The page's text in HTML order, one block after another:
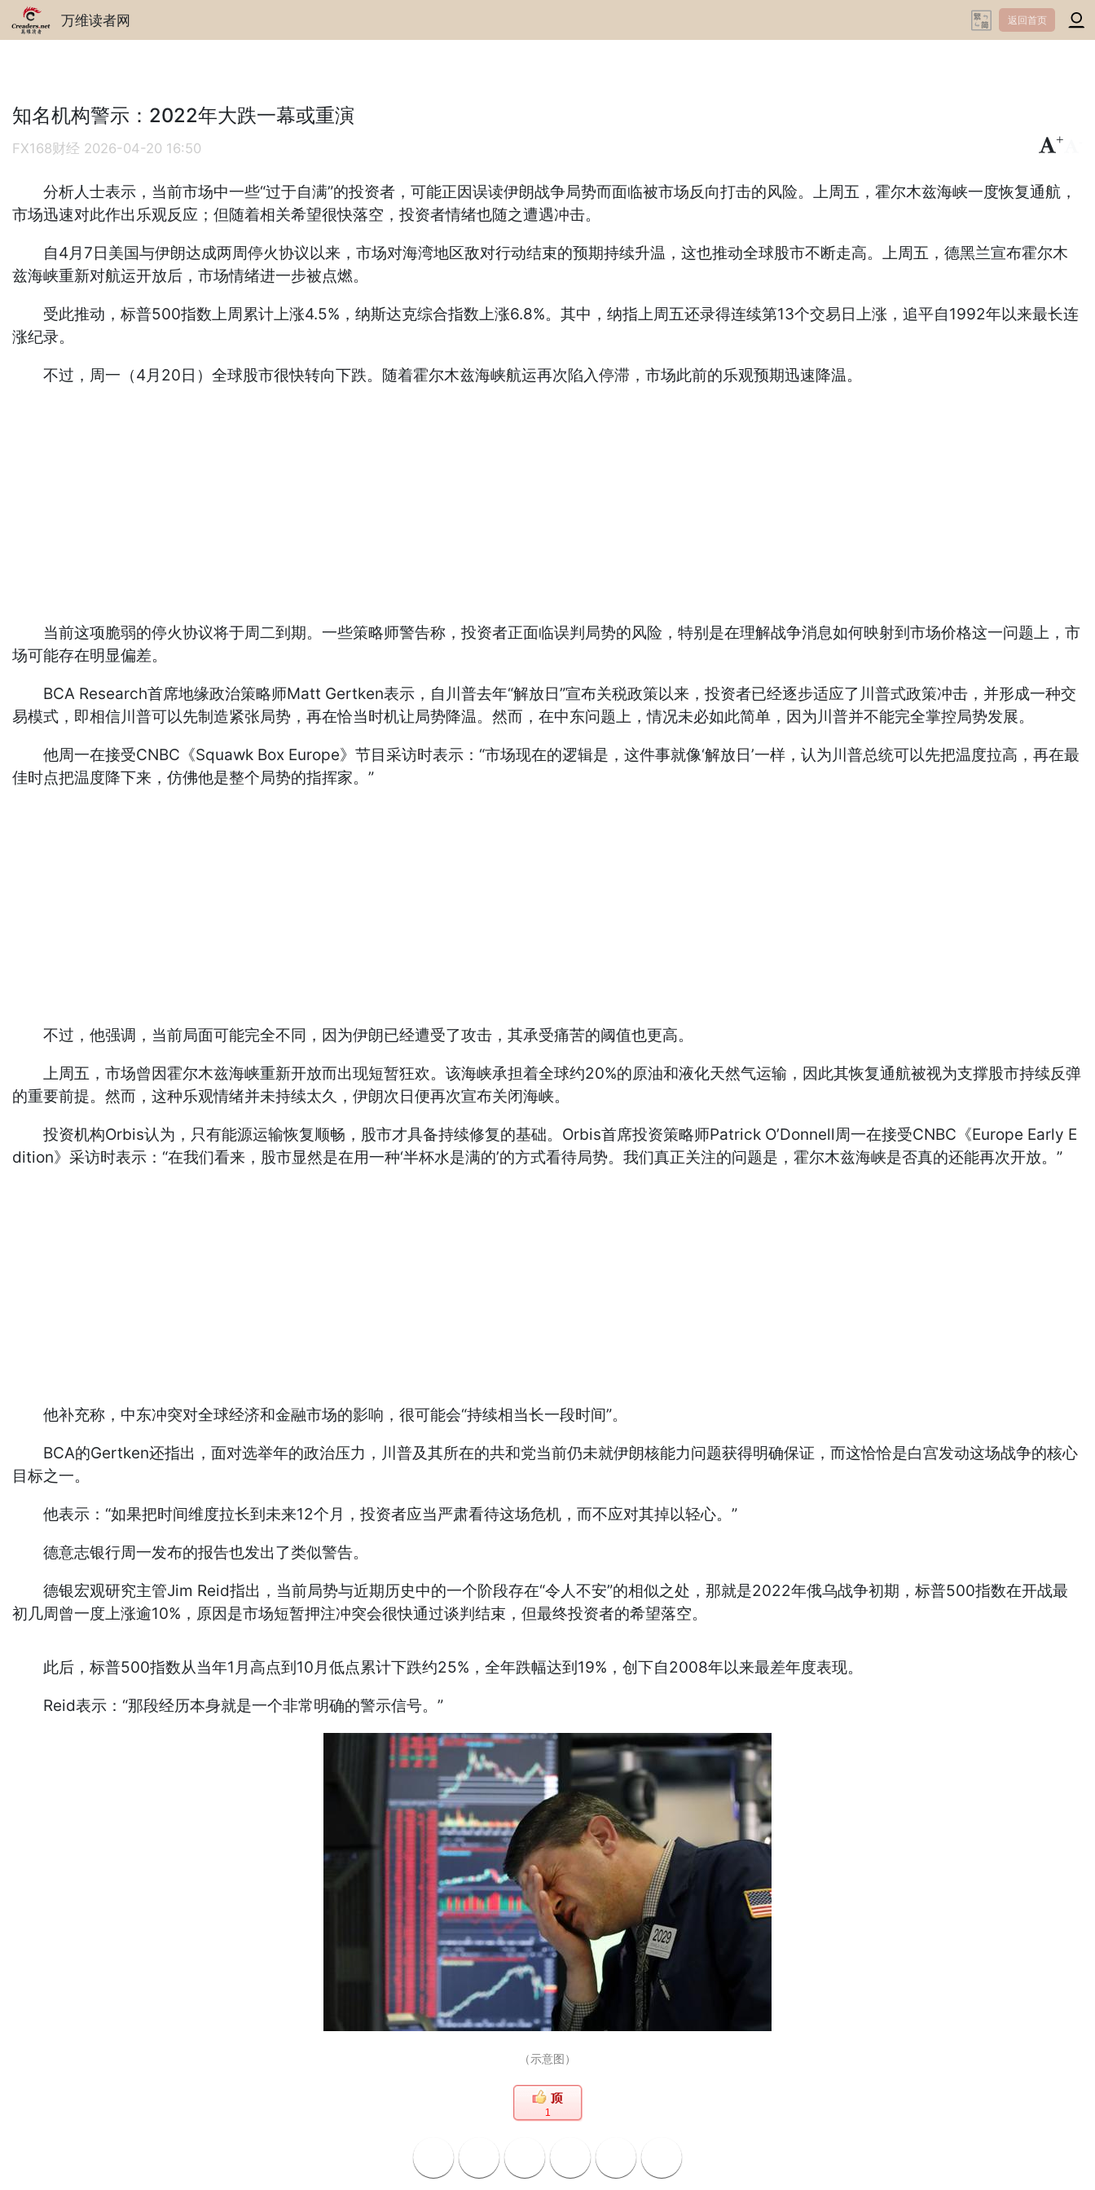
万维读者网 返回首页
知名机构警示：2022年大跌一幕或重演
FX168财经 2026-04-20 16:50
+
分析人士表示，当前市场中一些“过于自满”的投资者，可能正因误读伊朗战争局势而面临被市场反向打击的风险。上周五，霍尔木兹海峡一度恢复通航，
市场迅速对此作出乐观反应；但随着相关希望很快落空，投资者情绪也随之遭遇冲击。
自4月7日美国与伊朗达成两周停火协议以来，市场对海湾地区敌对行动结束的预期持续升温，这也推动全球股市不断走高。上周五，德黑兰宣布霍尔木
兹海峡重新对航运开放后，市场情绪进一步被点燃。
受此推动，标普500指数上周累计上涨4.5%，纳斯达克综合指数上涨6.8%。其中，纳指上周五还录得连续第13个交易日上涨，追平自1992年以来最长连
涨纪录。
不过，周一（4月20日）全球股市很快转向下跌。随着霍尔木兹海峡航运再次陷入停滞，市场此前的乐观预期迅速降温。
当前这项脆弱的停火协议将于周二到期。一些策略师警告称，投资者正面临误判局势的风险，特别是在理解战争消息如何映射到市场价格这一问题上，市
场可能存在明显偏差。
BCA Research首席地缘政治策略师Matt Gertken表示，自川普去年“解放日”宣布关税政策以来，投资者已经逐步适应了川普式政策冲击，并形成一种交
易模式，即相信川普可以先制造紧张局势，再在恰当时机让局势降温。然而，在中东问题上，情况未必如此简单，因为川普并不能完全掌控局势发展。
他周一在接受CNBC《Squawk Box Europe》节目采访时表示：“市场现在的逻辑是，这件事就像‘解放日’一样，认为川普总统可以先把温度拉高，再在最
佳时点把温度降下来，仿佛他是整个局势的指挥家。”
不过，他强调，当前局面可能完全不同，因为伊朗已经遭受了攻击，其承受痛苦的阈值也更高。
上周五，市场曾因霍尔木兹海峡重新开放而出现短暂狂欢。该海峡承担着全球约20%的原油和液化天然气运输，因此其恢复通航被视为支撑股市持续反弹
的重要前提。然而，这种乐观情绪并未持续太久，伊朗次日便再次宣布关闭海峡。
投资机构Orbis认为，只有能源运输恢复顺畅，股市才具备持续修复的基础。Orbis首席投资策略师Patrick O’Donnell周一在接受CNBC《Europe Early E
dition》采访时表示：“在我们看来，股市显然是在用一种‘半杯水是满的’的方式看待局势。我们真正关注的问题是，霍尔木兹海峡是否真的还能再次开放。”
他补充称，中东冲突对全球经济和金融市场的影响，很可能会“持续相当长一段时间”。
BCA的Gertken还指出，面对选举年的政治压力，川普及其所在的共和党当前仍未就伊朗核能力问题获得明确保证，而这恰恰是白宫发动这场战争的核心
目标之一。
他表示：“如果把时间维度拉长到未来12个月，投资者应当严肃看待这场危机，而不应对其掉以轻心。”
德意志银行周一发布的报告也发出了类似警告。
德银宏观研究主管Jim Reid指出，当前局势与近期历史中的一个阶段存在“令人不安”的相似之处，那就是2022年俄乌战争初期，标普500指数在开战最
初几周曾一度上涨逾10%，原因是市场短暂押注冲突会很快通过谈判结束，但最终投资者的希望落空。
此后，标普500指数从当年1月高点到10月低点累计下跌约25%，全年跌幅达到19%，创下自2008年以来最差年度表现。
Reid表示：“那段经历本身就是一个非常明确的警示信号。”
（示意图）
1